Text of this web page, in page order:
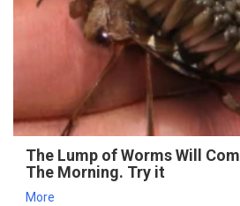
The Lump of Worms Will
The Morning. Try it
More